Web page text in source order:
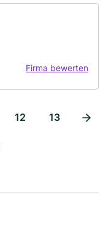
Firma bewerten
12 13